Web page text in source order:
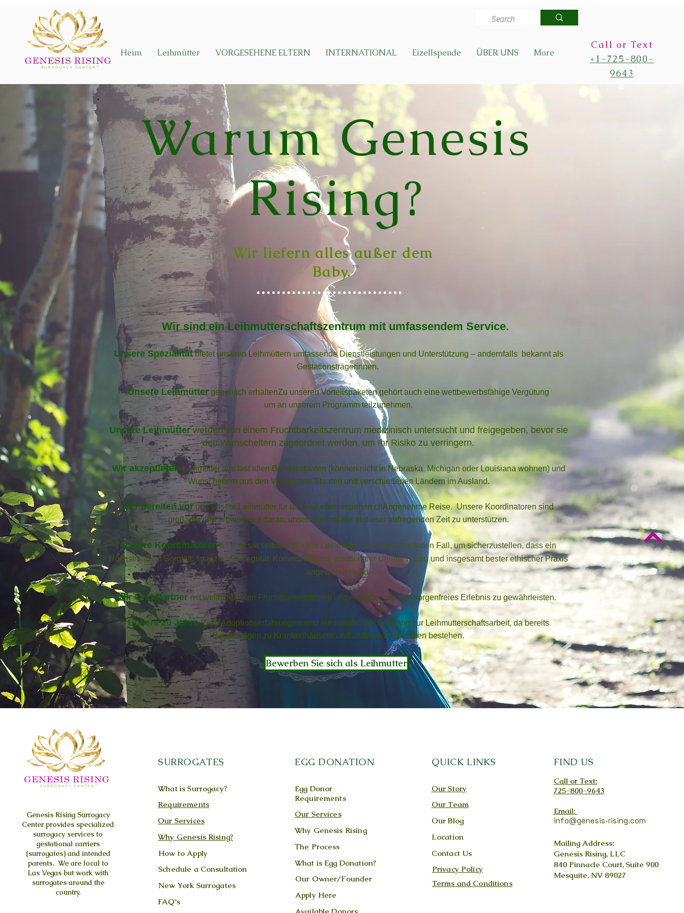
Heim Leihmütter VORGESEHENE ELTERN INTERNATIONAL Eizellspende ÜBER UNS More
Call or Text
+1-725-800-
9643
Warum Genesis
Rising?
Wir liefern alles außer dem
Baby.™
Wir sind ein Leihmutterschaftszentrum mit umfassendem Service.
Unsere Spezialität bietet unseren Leihmüttern umfassende Dienstleistungen und Unterstützung – andernfalls bekannt als
Gestationsträgerinnen.
Unsere Leihmütter generisch erhaltenZu unseren Vorteilspaketen gehört auch eine wettbewerbsfähige Vergütung
um an unserem Programm teilzunehmen.
Unsere Leihmütter werden von einem Fruchtbarkeitszentrum medizinisch untersucht und freigegeben, bevor sie
den Wunscheltern zugeordnet werden, um Ihr Risiko zu verringern.
Wir akzeptieren Leihmütter aus fast allen Bundesstaaten (können nicht in Nebraska, Michigan oder Louisiana wohnen) und
Wunscheltern aus den Vereinigten Staaten und verschiedenen Ländern im Ausland.
Wir bereiten vor und unsere Leihmütter für dieses Leben erziehen chAngenehme Reise. Unsere Koordinatoren sind
großartig und arbeiten gut daran, unsere Leihmütter in dieser aufregenden Zeit zu unterstützen.
Unsere Koordinatoren oft sind sie selbst erfahrene Leihmütter. Sie verwalten jeden Fall, um sicherzustellen, dass ein
Höchstmaß an Sorgfalt, finanzieller Integrität, Kommunikation, emotionaler Unterstützung und insgesamt bester ethischer Praxis
angewendet wird.
Wir sind Partner mit weltbekannten Fruchtbarkeitsärzten und Anwälten, um ein sorgenfreies Erlebnis zu gewährleisten.
Unsere 20 Jahre Viele Adoptionserfahrungen sind ein natürlicher Übergang zur Leihmutterschaftsarbeit, da bereits
Beziehungen zu Krankenhäusern und anderen Fachkräften bestehen.
Bewerben Sie sich als Leihmutter
Genesis RisingSurrogacy
Center provides specialized
surrogacy services to
gestational carriers
(surrogates) and intended
parents. We are local to
Las Vegas but work with
surrogates around the
country.
SURROGATES
What is Surrogacy?
Requirements
Our Services
Why Genesis Rising?
How to Apply
Schedule a Consultation
New York Surrogates
FAQ's
EGG DONATION
Egg Donor
Requirements
Our Services
Why Genesis Rising
The Process
What is Egg Donation?
Our Owner/Founder
Apply Here
QUICK LINKS
Our Story
Our Team
Our Blog
Location
Contact Us
Privacy Policy
Terms and Conditions
FIND US
Call or Text:
725-800-9643
Email:
info@genesis-rising.com
Mailing Address:
Genesis Rising, LLC
840 Pinnacle Court, Suite 900
Mesquite, NV 89027